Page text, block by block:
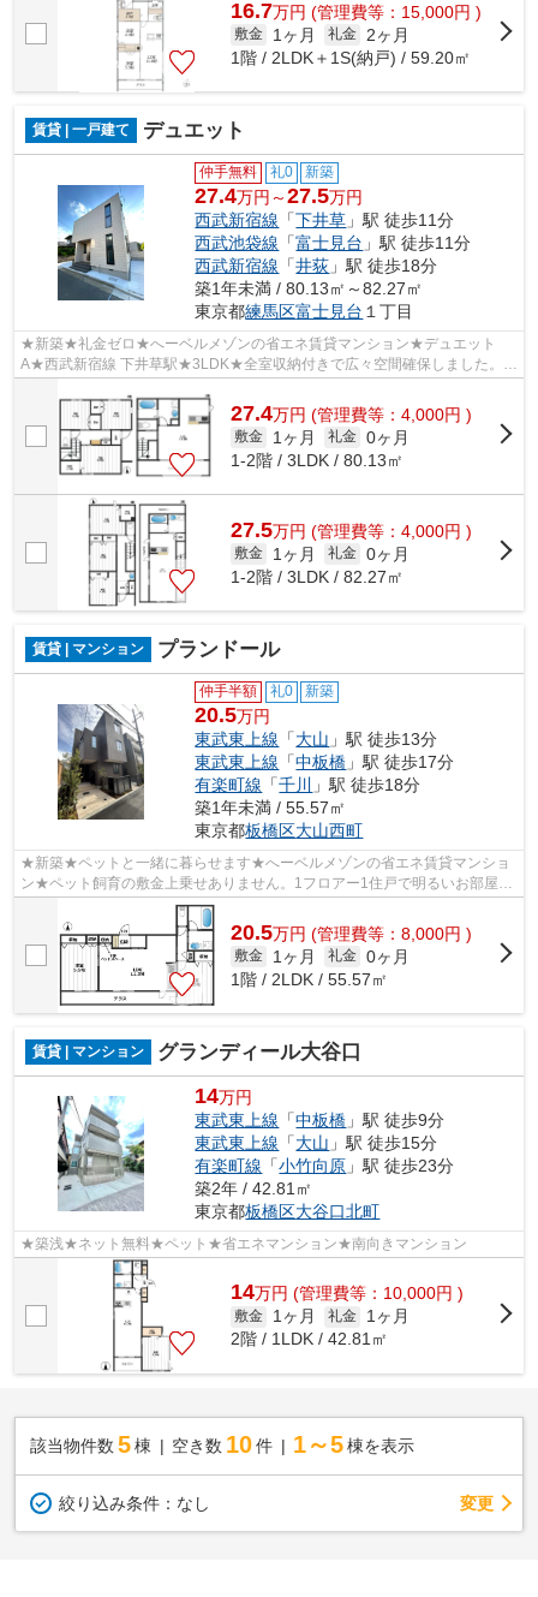
16.7万円 (管理費等：15,000円 )
敷金 1ヶ月 礼金
2ヶ月
1階 / 2LDK＋1S(納戸) / 59.20㎡
賃貸 | 一戸建て デュエット
仲手無料 礼0 新築
27.4万円～27.5万円
西武新宿線 「下井草 」駅 徒歩11分
西武池袋線 「富士見台 」駅 徒歩11分
西武新宿線 「井荻 」駅 徒歩18分
築1年未満 / 80.13㎡～82.27㎡
東京都練馬区富士見台 １丁目
★新築★礼金ゼロ★へーベルメゾンの省エネ賃貸マンション★デュエット
A★西武新宿線 下井草駅★3LDK★全室収納付きで広々空間確保しました。空
27.4万円 (管理費等：4,000円 )
敷金 1ヶ月 礼金 0ヶ月
1-2階 / 3LDK / 80.13㎡
27.5万円 (管理費等：4,000円 )
敷金 1ヶ月 礼金 0ヶ月
1-2階 / 3LDK / 82.27㎡
賃貸 | マンション プランドール
仲手半額 礼0 新築
20.5万円
東武東上線 「大山 」駅 徒歩13分
東武東上線 「中板橋 」駅 徒歩17分
有楽町線 「千川
」駅 徒歩18分
築1年未満 / 55.57㎡
東京都板橋区大山西町
★新築★ペットと一緒に暮らせます★へーベルメゾンの省エネ賃貸マンショ
ン★ペット飼育の敷金上乗せありません。1フロアー1住戸で明るいお部屋で
20.5万円 (管理費等：8,000円 )
敷金 1ヶ月 礼金 0ヶ月
1階 / 2LDK / 55.57㎡
賃貸 | マンション グランディール大谷口
14万円
東武東上線 「中板橋 」駅 徒歩9分
東武東上線 「大山 」駅 徒歩15分
有楽町線 「小竹向原 」駅 徒歩23分
築2年 / 42.81㎡
東京都板橋区大谷口北町
★築浅★ネット無料★ペット★省エネマンション★南向きマンション
14万円 (管理費等：10,000円 )
敷金 1ヶ月 礼金
1ヶ月
2階 / 1LDK / 42.81㎡
該当物件数 5棟 空き数 10 件 1～5 棟を表示
絞り込み条件： なし 変更